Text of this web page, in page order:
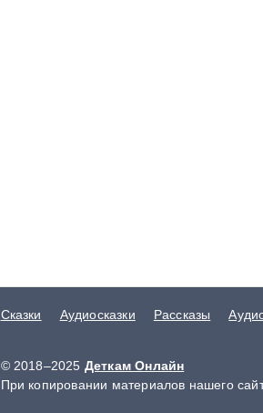
Сказки Аудиосказки Рассказы
© 2018–2025 Деткам Онлайн
При копировании материалов нашего